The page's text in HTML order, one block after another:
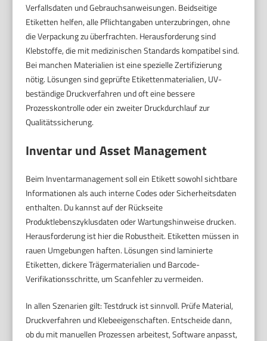
Verfallsdaten und Gebrauchsanweisungen. Beidseitige
Etiketten helfen, alle Pflichtangaben unterzubringen, ohne
die Verpackung zu überfrachten. Herausforderung sind
Klebstoffe, die mit medizinischen Standards kompatibel sind.
Bei manchen Materialien ist eine spezielle Zertifizierung
nötig. Lösungen sind geprüfte Etikettenmaterialien, UV-
beständige Druckverfahren und oft eine bessere
Prozesskontrolle oder ein zweiter Druckdurchlauf zur
Qualitätssicherung.
Inventar und Asset Management
Beim Inventarmanagement soll ein Etikett sowohl sichtbare
Informationen als auch interne Codes oder Sicherheitsdaten
enthalten. Du kannst auf der Rückseite
Produktlebenszyklusdaten oder Wartungshinweise drucken.
Herausforderung ist hier die Robustheit. Etiketten müssen in
rauen Umgebungen haften. Lösungen sind laminierte
Etiketten, dickere Trägermaterialien und Barcode-
Verifikationsschritte, um Scanfehler zu vermeiden.
In allen Szenarien gilt: Testdruck ist sinnvoll. Prüfe Material,
Druckverfahren und Klebeeigenschaften. Entscheide dann,
ob du mit manuellen Prozessen arbeitest, Software anpasst,